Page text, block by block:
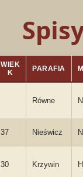
WIEK
K
PARAFIA
Równe
37 Nieświcz
30 Krzywin